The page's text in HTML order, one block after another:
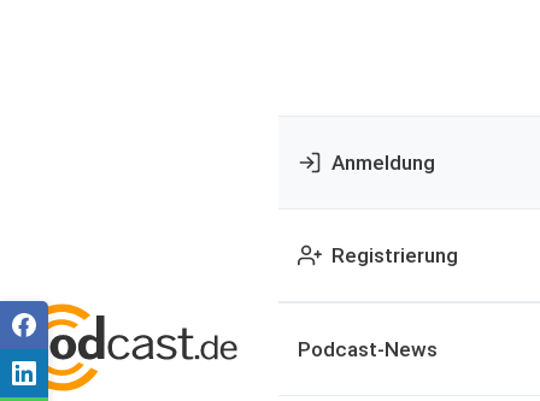
Anmeldung
Registrierung
Podcast-News